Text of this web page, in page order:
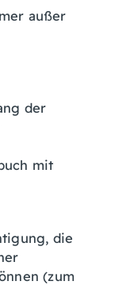
außer
der
mit
die
(zum